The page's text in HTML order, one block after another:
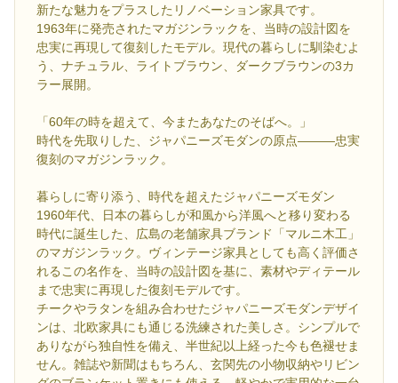
新たな魅力をプラスしたリノベーション家具です。
1963年に発売されたマガジンラックを、当時の設計図を
忠実に再現して復刻したモデル。現代の暮らしに馴染むよ
う、ナチュラル、ライトブラウン、ダークブラウンの3カ
ラー展開。
「60年の時を超えて、今またあなたのそばへ。」
時代を先取りした、ジャパニーズモダンの原点―――忠実
復刻のマガジンラック。
暮らしに寄り添う、時代を超えたジャパニーズモダン
1960年代、日本の暮らしが和風から洋風へと移り変わる
時代に誕生した、広島の老舗家具ブランド「マルニ木工」
のマガジンラック。ヴィンテージ家具としても高く評価さ
れるこの名作を、当時の設計図を基に、素材やディテール
まで忠実に再現した復刻モデルです。
チークやラタンを組み合わせたジャパニーズモダンデザイ
ンは、北欧家具にも通じる洗練された美しさ。シンプルで
ありながら独自性を備え、半世紀以上経った今も色褪せま
せん。雑誌や新聞はもちろん、玄関先の小物収納やリビン